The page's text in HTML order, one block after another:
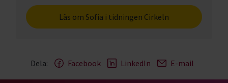
Läs om Sofia i tidningen Cirkeln
Dela: Facebook LinkedIn E-mail